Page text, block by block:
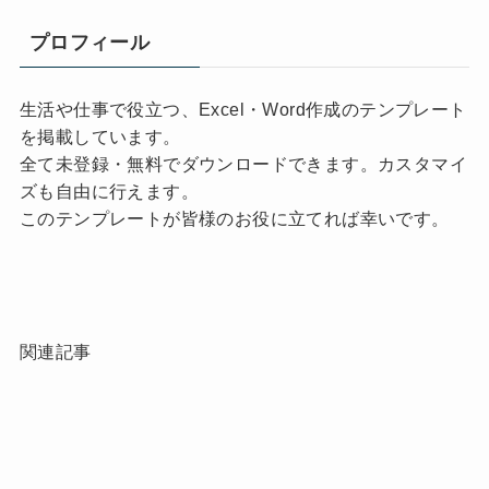
プロフィール
生活や仕事で役立つ、Excel・Word作成のテンプレート
を掲載しています。
全て未登録・無料でダウンロードできます。カスタマイ
ズも自由に行えます。
このテンプレートが皆様のお役に立てれば幸いです。
関連記事